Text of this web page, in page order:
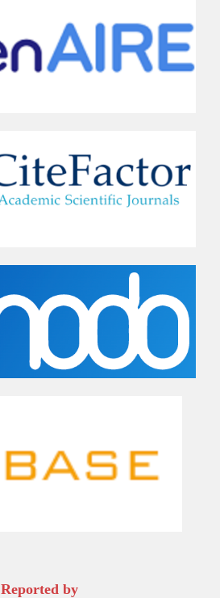
Reported by